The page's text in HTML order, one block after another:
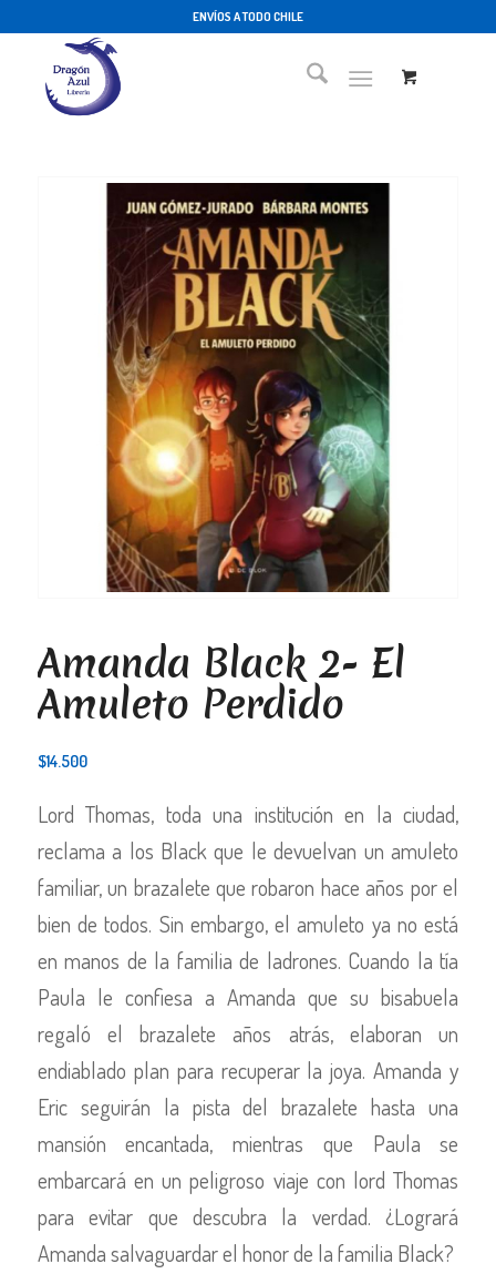
ENVÍOS A TODO CHILE
Amanda Black 2- El
Amuleto Perdido
$14.500
Lord Thomas, toda una institución en la ciudad,
reclama a los Black que le devuelvan un amuleto
familiar, un brazalete que robaron hace años por el
bien de todos. Sin embargo, el amuleto ya no está
en manos de la familia de ladrones. Cuando la tía
Paula le confiesa a Amanda que su bisabuela
regaló el brazalete años atrás, elaboran un
endiablado plan para recuperar la joya. Amanda y
Eric seguirán la pista del brazalete hasta una
mansión encantada, mientras que Paula se
embarcará en un peligroso viaje con lord Thomas
para evitar que descubra la verdad. ¿Logrará
Amanda salvaguardar el honor de la familia Black?